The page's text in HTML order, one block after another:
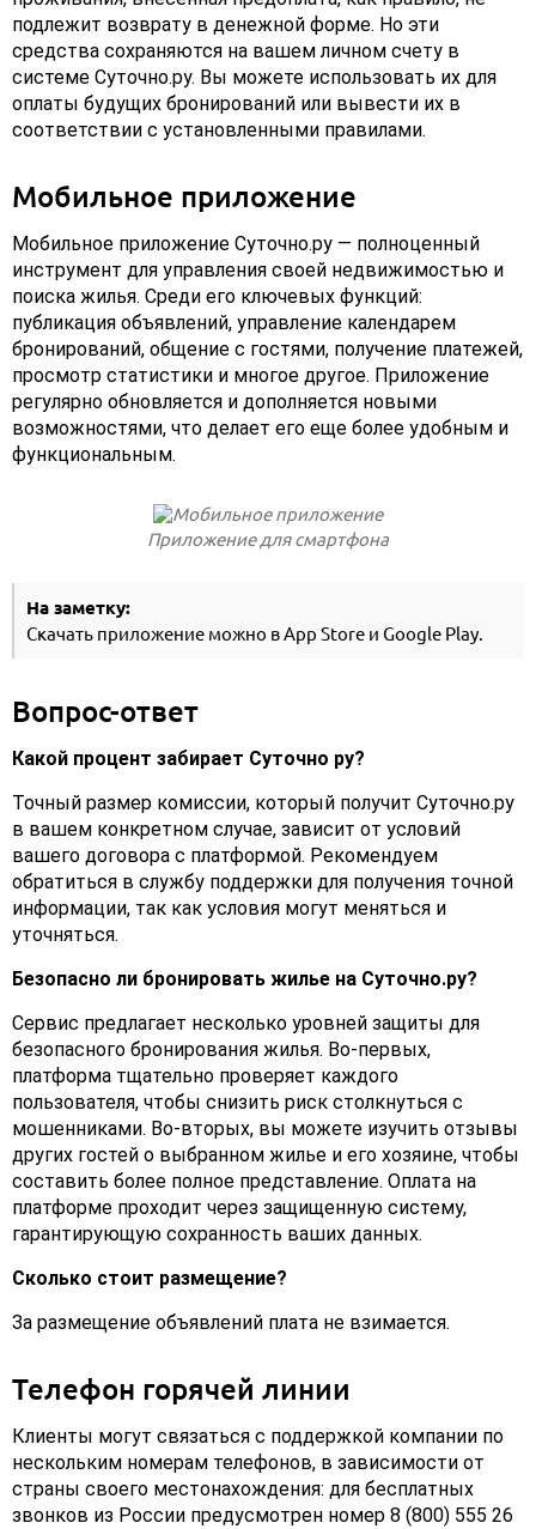
подлежит возврату в денежной форме. Но эти
средства сохраняются на вашем личном счету в
системе Суточно.ру. Вы можете использовать их для
оплаты будущих бронирований или вывести их в
соответствии с установленными правилами.
Мобильное приложение
Мобильное приложение Суточно.ру — полноценный
инструмент для управления своей недвижимостью и
поиска жилья. Среди его ключевых функций:
публикация объявлений, управление календарем
бронирований, общение с гостями, получение платежей,
просмотр статистики и многое другое. Приложение
регулярно обновляется и дополняется новыми
возможностями, что делает его еще более удобным и
функциональным.
Приложение для смартфона
На заметку:
Скачать приложение можно в App Store и Google Play.
Вопрос-ответ
Какой процент забирает Суточно ру?
Точный размер комиссии, который получит Суточно.ру
в вашем конкретном случае, зависит от условий
вашего договора с платформой. Рекомендуем
обратиться в службу поддержки для получения точной
информации, так как условия могут меняться и
уточняться.
Безопасно ли бронировать жилье на Суточно.ру?
Сервис предлагает несколько уровней защиты для
безопасного бронирования жилья. Во-первых,
платформа тщательно проверяет каждого
пользователя, чтобы снизить риск столкнуться с
мошенниками. Во-вторых, вы можете изучить отзывы
других гостей о выбранном жилье и его хозяине, чтобы
составить более полное представление. Оплата на
платформе проходит через защищенную систему,
гарантирующую сохранность ваших данных.
Сколько стоит размещение?
За размещение объявлений плата не взимается.
Телефон горячей линии
Клиенты могут связаться с поддержкой компании по
нескольким номерам телефонов, в зависимости от
страны своего местонахождения: для бесплатных
звонков из России предусмотрен номер 8 (800) 555 26